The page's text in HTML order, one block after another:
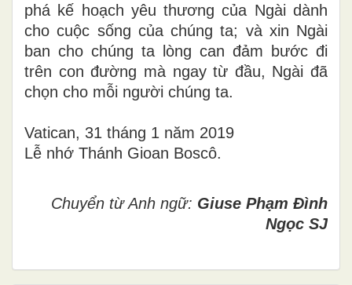
phá kế hoạch yêu thương của Ngài dành
cho cuộc sống của chúng ta; và xin Ngài
ban cho chúng ta lòng can đảm bước đi
trên con đường mà ngay từ đầu, Ngài đã
chọn cho mỗi người chúng ta.
Vatican, 31 tháng 1 năm 2019
Lễ nhớ Thánh Gioan Boscô.
Chuyển từ Anh ngữ: Giuse Phạm Đình
Ngọc SJ